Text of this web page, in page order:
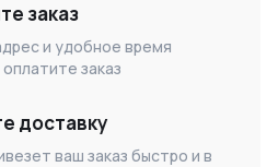
заказ
и удобное время
заказ
доставку
ваш заказ быстро и в